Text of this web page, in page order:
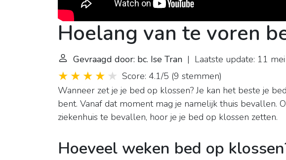
Hoelang van te voren
Gevraagd door: bc. Ise Tran | Laatste update: 11
Score: 4.1/5 (9 stemmen)
Wanneer zet je je bed op klossen? Je kan het beste je
bent. Vanaf dat moment mag je namelijk thuis bevallen.
ziekenhuis te bevallen, hoor je je bed op klossen zetten.
Hoeveel weken bed op